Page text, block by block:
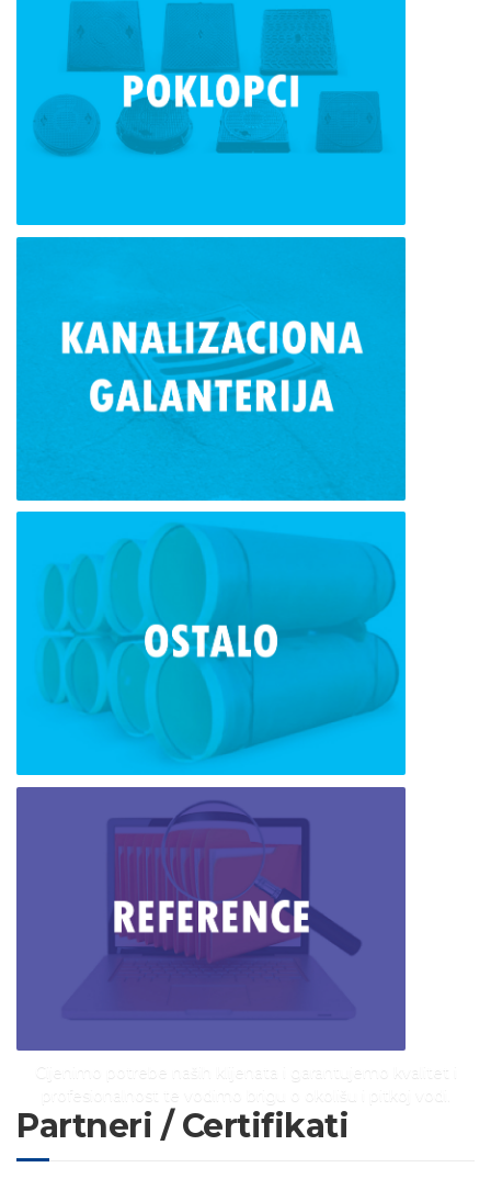
Cijenimo potrebe naših klijenata i garantujemo kvalitet i
profesionalnost te vodimo brigu o okolišu i pitkoj vodi.
Partneri / Certifikati